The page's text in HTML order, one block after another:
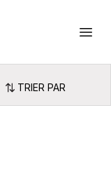
Trier par
TRIER PAR